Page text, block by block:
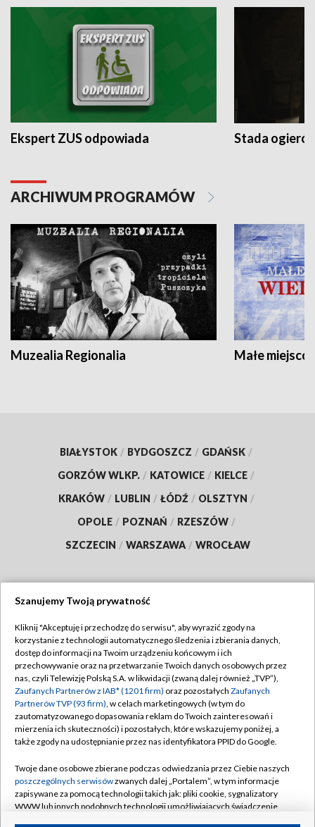
Ekspert ZUS odpowiada Stada
ARCHIWUM PROGRAMÓW
Muzealia Regionalia Małe
BIAŁYSTOK / BYDGOSZCZ / GDAŃSK /
GORZÓW WLKP. / KATOWICE / KIELCE /
KRAKÓW / LUBLIN / ŁÓDŹ / OLSZTYN /
OPOLE / POZNAŃ / RZESZÓW /
SZCZECIN / WARSZAWA / WROCŁAW
TVP
Abonament TVP
Emisja w TVP
Centrum informacji TVP
Naziemna Telewizja Cyfrowa
Rada Programowa
System NOS
Informacje o nadawcy
Regulamin TVP
Polityka prywatności
Moje zgody
Pomoc
Kontakt
Szanujemy Twoją prywatność
Kliknij "Akceptuję i przechodzę do serwisu", aby wyrazić zgody na
korzystanie z technologii automatycznego śledzenia i zbierania danych,
dostęp do informacji na Twoim urządzeniu końcowym i ich
przechowywanie oraz na przetwarzanie Twoich danych osobowych przez
nas, czyli Telewizję Polską S.A. w likwidacji (zwaną dalej również „TVP”),
Zaufanych Partnerów z IAB* (1201 firm) oraz pozostałych Zaufanych
Partnerów TVP (93 firm), w celach marketingowych (w tym do
zautomatyzowanego dopasowania reklam do Twoich zainteresowań i
mierzenia ich skuteczności) i pozostałych, które wskazujemy poniżej, a
także zgody na udostępnianie przez nas identyfikatora PPID do Google.
Twoje dane osobowe zbierane podczas odwiedzania przez Ciebie naszych
poszczególnych serwisówzwanych dalej „Portalem”, w tym informacje
zapisywane za pomocą technologii takich jak: pliki cookie, sygnalizatory
WWW lub innych podobnych technologii umożliwiających świadczenie